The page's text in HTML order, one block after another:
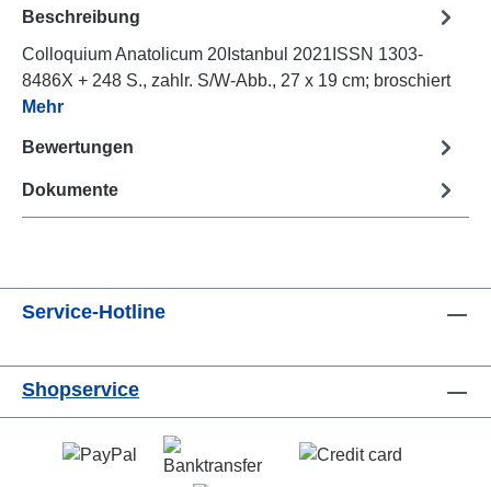
Beschreibung
Colloquium Anatolicum 20Istanbul 2021ISSN 1303-
8486X + 248 S., zahlr. S/W-Abb., 27 x 19 cm; broschiert
Mehr
Bewertungen
Dokumente
Service-Hotline
Shopservice